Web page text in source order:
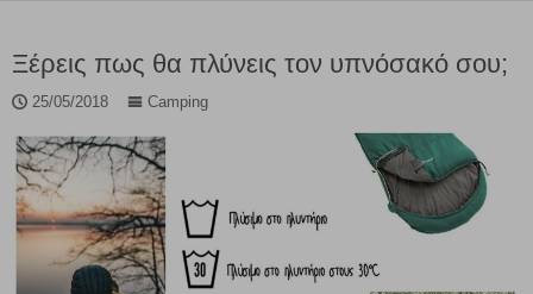
Ξέρεις πως θα πλύνεις τον υπνόσακό σου;
25/05/2018 Camping